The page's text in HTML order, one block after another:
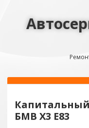
БМВ Х3 Е83